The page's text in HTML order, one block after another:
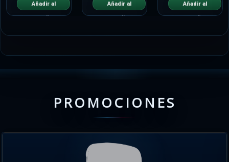
Añadir al
carrito
Añadir al
carrito
Añadir al
carrito
PROMOCIONES